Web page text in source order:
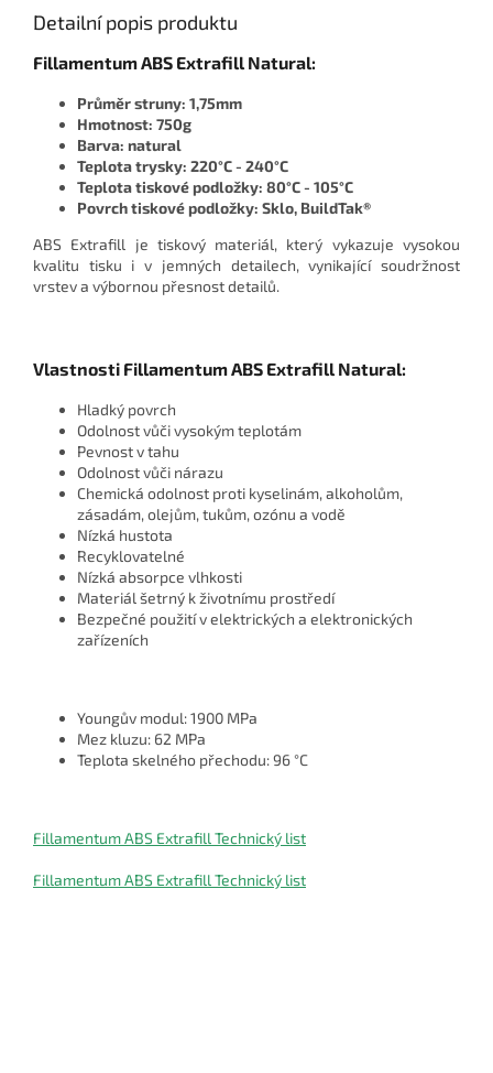
Detailní popis produktu
Fillamentum ABS Extrafill Natural:
Průměr struny: 1,75mm
Hmotnost: 750g
Barva: natural
Teplota trysky: 220°C - 240°C
Teplota tiskové podložky: 80°C - 105°C
Povrch tiskové podložky: Sklo, BuildTak®
ABS Extrafill je tiskový materiál, který vykazuje vysokou
kvalitu tisku i v jemných detailech, vynikající soudržnost
vrstev a výbornou přesnost detailů.
Vlastnosti Fillamentum ABS Extrafill Natural:
Hladký povrch
Odolnost vůči vysokým teplotám
Pevnost v tahu
Odolnost vůči nárazu
Chemická odolnost proti kyselinám, alkoholům,
zásadám, olejům, tukům, ozónu a vodě
Nízká hustota
Recyklovatelné
Nízká absorpce vlhkosti
Materiál šetrný k životnímu prostředí
Bezpečné použití v elektrických a elektronických
zařízeních
Youngův modul: 1900 MPa
Mez kluzu: 62 MPa
Teplota skelného přechodu: 96°C
Fillamentum ABS Extrafill Technický list
Fillamentum ABS Extrafill Technický list